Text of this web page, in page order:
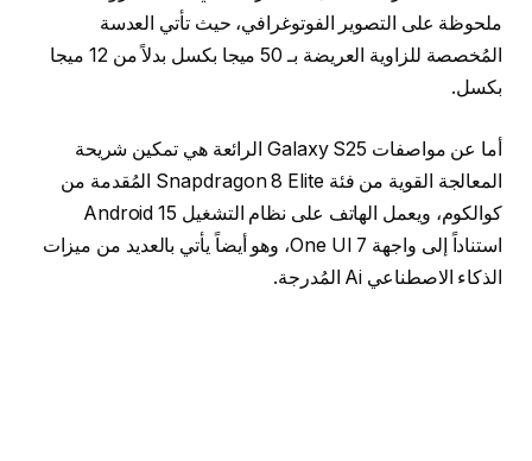
ملحوظة على التصوير الفوتوغرافي، حيث تأتي العدسة
المُخصصة للزاوية العريضة بـ 50 ميجا بكسل بدلاً من 12 ميجا
بكسل.
أما عن مواصفات Galaxy S25 الرائعة هي تمكين شريحة
المعالجة القوية من فئة Snapdragon 8 Elite المُقدمة من
كوالكوم، ويعمل الهاتف على نظام التشغيل Android 15
استناداً إلى واجهة One UI 7، وهو أيضاً يأتي بالعديد من ميزات
الذكاء الاصطناعي Ai المُدرجة.